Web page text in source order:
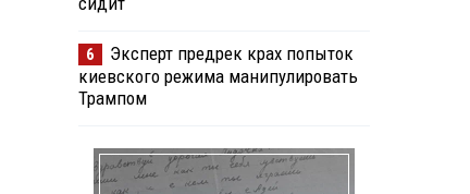
6
Эксперт предрек крах попыток
киевского режима манипулировать
Трампом